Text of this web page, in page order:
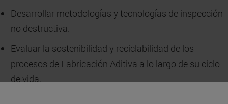
Desarrollar metodologías y tecnologías de inspección
no destructiva.
Evaluar la sostenibilidad y reciclabilidad de los
procesos de Fabricación Aditiva a lo largo de su ciclo
de vida.